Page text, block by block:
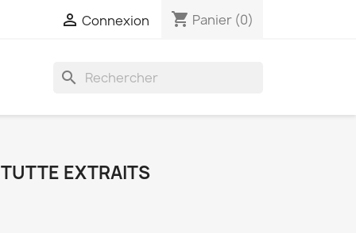
 Connexion shopping_cart Panier (0)
search
EXTRAITS